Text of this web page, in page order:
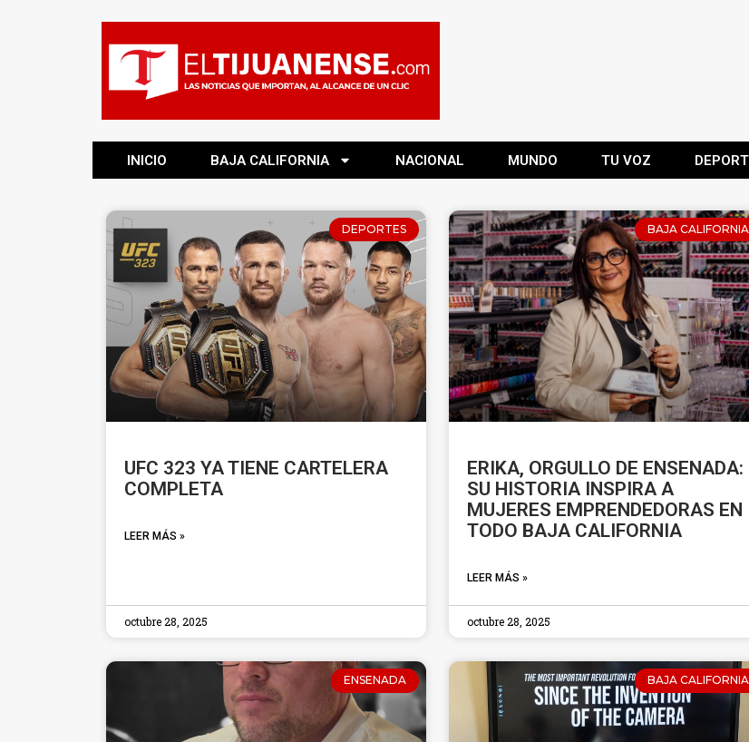
INICIO BAJA CALIFORNIA NACIONAL MUNDO TU VOZ
DEPORTES
UFC 323 YA TIENE CARTELERA
COMPLETA
LEER MÁS »
octubre 28, 2025
BAJA CALIFORNIA
ERIKA, ORGULLO DE ENSENADA:
SU HISTORIA INSPIRA A
MUJERES EMPRENDEDORAS EN
TODO BAJA CALIFORNIA
LEER MÁS »
octubre 28, 2025
ENSENADA BAJA CALIFORNIA